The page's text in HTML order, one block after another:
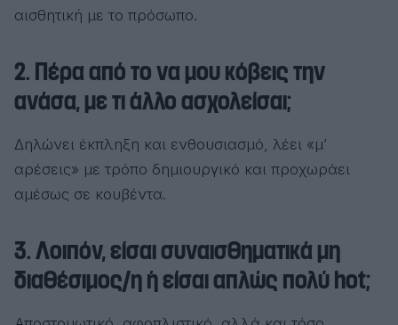
αισθητική με το πρόσωπο.
2. Πέρα από το να μου κόβεις την
ανάσα, με τι άλλο ασχολείσαι;
Δηλώνει έκπληξη και ενθουσιασμό, λέει «μ’
αρέσεις» με τρόπο δημιουργικό και προχωράει
αμέσως σε κουβέντα.
3. Λοιπόν, είσαι συναισθηματικά μη
διαθέσιμος/η ή είσαι απλώς πολύ hot;